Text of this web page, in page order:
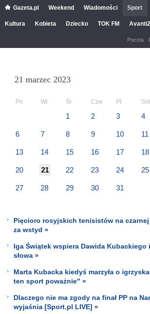
Gazeta.pl Weekend Wiadomości Sport
Kultura Kobieta Dziecko TOK FM
Poczta
21 marzec 2023
Pn Wt Śr Czw Pt
1 2 3 4
6 7 8 9 10 11
13 14 15 16 17 18
20 21 22 23 24 25
27 28 29 30 31
Pięcioro rosyjskich tenisistów na
za wstyd »
Iga Świątek wspiera Dawida Kubackiego
słowa »
Marta Kubacka kiedyś marzyła o
ten sport poważnie" »
Dlaczego nie ma zgody na finał PP na
wyjaśnia [Sport.pl LIVE] »